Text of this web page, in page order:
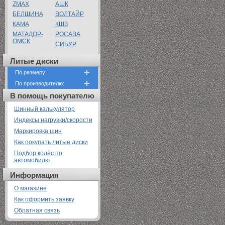
ZMAX
АШК
БЕЛШИНА
ВОЛТАЙР
КАМА
КШЗ
МАТАДОР-
ОМСК
РОСАВА
СИБУР
Литые диски
По размеру:
По производителю:
В помощь покупателю
Шинный калькулятор
Индексы нагрузки/скорости
Маркировка шин
Как покупать литые диски
Подбор колёс по
автомобилю
Информация
О магазине
Как оформить заявку
Обратная связь